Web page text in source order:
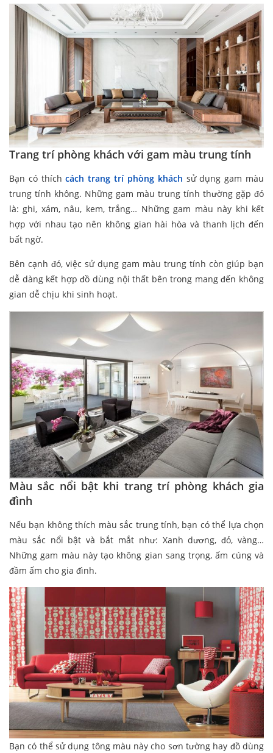
Trang trí phòng khách với gam màu trung tính
Bạn có thíchcách trang trí phòng khách sử dụng gam màu
trung tính không. Những gam màu trung tính thường gặp đó
là: ghi, xám, nâu, kem, trắng… Những gam màu này khi kết
hợp với nhau tạo nên không gian hài hòa và thanh lịch đến
bất ngờ.
Bên cạnh đó, việc sử dụng gam màu trung tính còn giúp bạn
dễ dàng kết hợp đồ dùng nội thất bên trong mang đến không
gian dễ chịu khi sinh hoạt.
Màu sắc nổi bật khi trang trí phòng khách gia
đình
Nếu bạn không thích màu sắc trung tính, bạn có thể lựa chọn
màu sắc nổi bật và bắt mắt như: Xanh dương, đỏ, vàng…
Những gam màu này tạo không gian sang trọng, ấm cúng và
đầm ấm cho gia đình.
Bạn có thể sử dụng tông màu này cho sơn tường hay đồ dùng